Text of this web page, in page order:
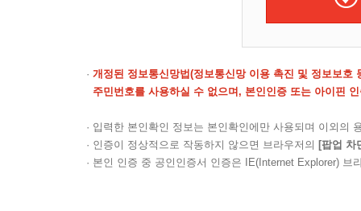
· 개정된 정보통신망법(정보통신망 이용 촉진 및 정보보호
주민번호를 사용하실 수 없으며, 본인인증 또는 아이핀
· 입력한 본인확인 정보는 본인확인에만 사용되며 이외의
· 인증이 정상적으로 작동하지 않으면 브라우저의 [팝업 차
· 본인 인증 중 공인인증서 인증은 IE(Internet Explorer) 브